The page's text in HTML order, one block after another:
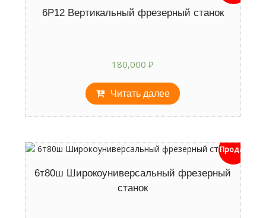
6Р12 Вертикальный фрезерный станок
180,000₽
Читать далее
Продан
6т80ш Широкоуниверсальный фрезерный
станок